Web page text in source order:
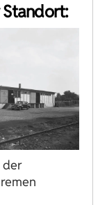
Standort:
der